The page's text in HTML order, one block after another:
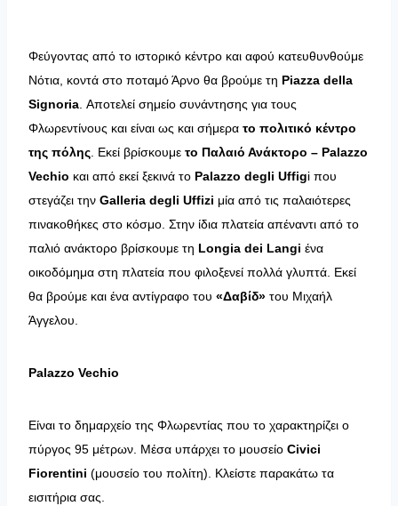
Φεύγοντας από το ιστορικό κέντρο και αφού κατευθυνθούμε
Νότια, κοντά στο ποταμό Άρνο θα βρούμε τη Piazza della
Signoria . Αποτελεί σημείο συνάντησης για τους
Φλωρεντίνους και είναι ως και σήμερα το πολιτικό κέντρο
της πόλης . Εκεί βρίσκουμε το Παλαιό Ανάκτορο – Palazzo
Vechio και από εκεί ξεκινά το Palazzo degli Uffigi που
στεγάζει την Galleria degli Uffizi μία από τις παλαιότερες
πινακοθήκες στο κόσμο. Στην ίδια πλατεία απέναντι από το
παλιό ανάκτορο βρίσκουμε τη Longia dei Langi ένα
οικοδόμημα στη πλατεία που φιλοξενεί πολλά γλυπτά. Εκεί
θα βρούμε και ένα αντίγραφο του «Δαβίδ» του Μιχαήλ
Άγγελου.
Palazzo Vechio
Είναι το δημαρχείο της Φλωρεντίας που το χαρακτηρίζει ο
πύργος 95 μέτρων. Μέσα υπάρχει το μουσείο Civici
Fiorentini (μουσείο του πολίτη). Κλείστε παρακάτω τα
εισιτήρια σας.